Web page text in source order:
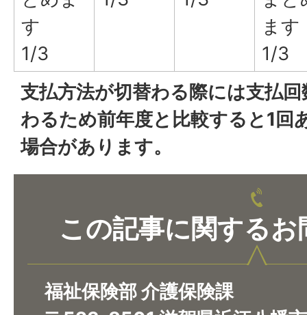
す
1/3
ます
1/3
支払方法が切替わる際には支払
わるため前年度と比較すると1回
場合があります。
この記事に関するお
福祉保険部 介護保険課